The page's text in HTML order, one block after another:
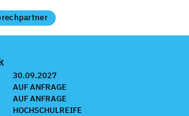
30.09.2027
AUF ANFRAGE
AUF ANFRAGE
HOCHSCHULREIFE